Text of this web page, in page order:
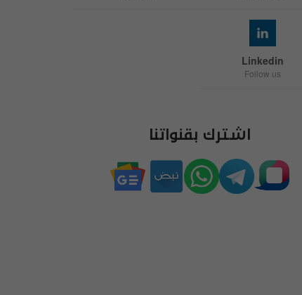
Linkedin
Follow us
اشترك بقنواتنا